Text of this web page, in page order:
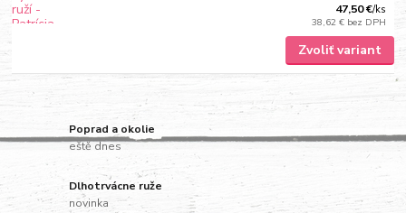
47,50 €/ks
38,62 € bez DPH
Zvoliť variant
Poprad a okolie
eště dnes
Dlhotrvácne ruže
novinka